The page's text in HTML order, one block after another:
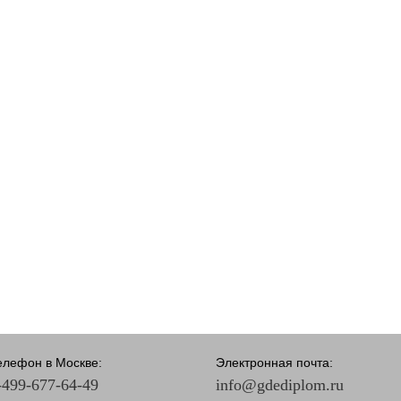
в Москве:
677-64-49
Электронная почта:
info@gdediplom.ru